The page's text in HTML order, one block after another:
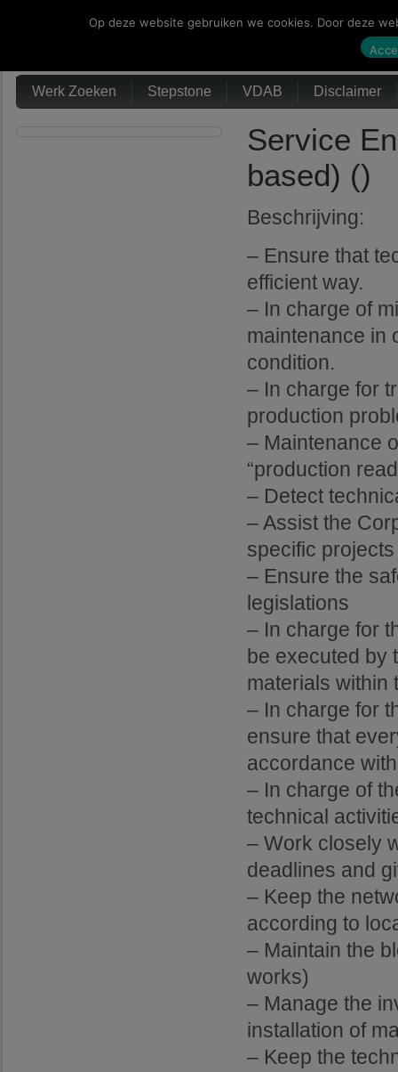
Werk Zoeken Stepstone VDAB Disclaimer
Service
based) ()
Beschrijving:
– Ensure that
efficient way.
– In charge of
maintenance in
condition.
– In charge for
production
– Maintenance
“production
– Detect
– Assist the
specific projects
– Ensure the
legislations
– In charge for
be executed by
materials within
– In charge for
ensure that
accordance
– In charge of
technical
– Work closely
deadlines and
– Keep the
according to
– Maintain the
works)
– Manage the
installation of
– Keep the
Op deze website gebruiken we cookies. Door deze